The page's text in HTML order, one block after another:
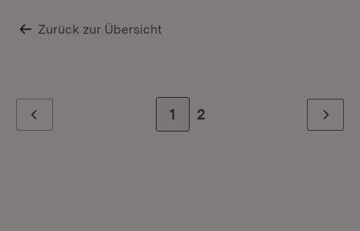
Zurück zur Übersicht
Zur Seite
1 Zur letzten Seite
2 Weiter